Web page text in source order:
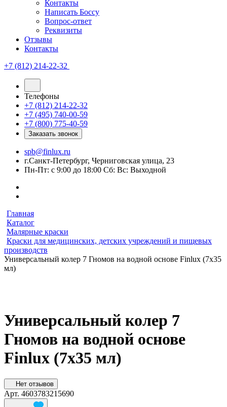
Контакты
Написать Боссу
Вопрос-ответ
Реквизиты
Отзывы
Контакты
+7 (812) 214-22-32
Телефоны
+7 (812) 214-22-32
+7 (495) 740-00-59
+7 (800) 775-40-59
Заказать звонок
spb@finlux.ru
г.Санкт-Петербург, Черниговская улица, 23
Пн-Пт: с 9:00 до 18:00 Сб: Вс: Выходной
Главная
Каталог
Малярные краски
Краски для медицинских, детских учреждений и пищевых
производств
Универсальный колер 7 Гномов на водной основе Finlux (7х35
мл)
Универсальный колер 7
Гномов на водной основе
Finlux (7х35 мл)
Нет отзывов
Арт. 4603783215690